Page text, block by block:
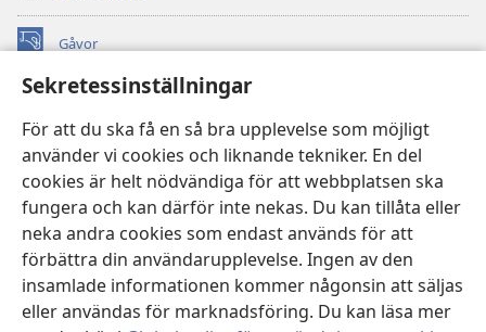
Sekretessinställningar
För att du ska få en så bra upplevelse som möjligt
använder vi cookies och liknande tekniker. En del
cookies är helt nödvändiga för att webbplatsen ska
fungera och kan därför inte nekas. Du kan tillåta eller
neka andra cookies som endast används för att
förbättra din användarupplevelse. Ingen av den
insamlade informationen kommer någonsin att säljas
eller användas för marknadsföring. Du kan läsa mer
Gåvor
(öppnar
fönster) Watchtower ONLINE LIBRARY™
nytt
fönster)JW Hub ®
(öppnar
nytt
fönster)JW Library
Watchtower Library